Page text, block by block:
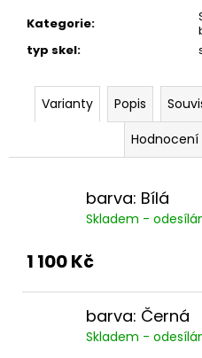
Kategorie:
typ skel:
Varianty Popis
Hodnocení
barva: Bílá
Skladem -
1 100 Kč
barva: Černá
Skladem -